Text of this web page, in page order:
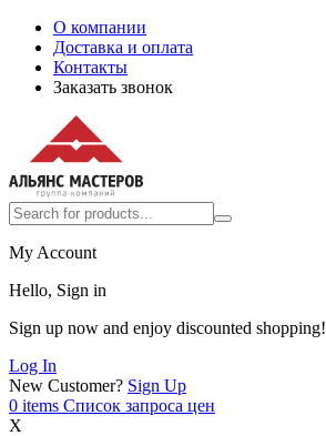
О компании
Доставка и оплата
Контакты
Заказать звонок
My Account
Hello, Sign in
Sign up now and enjoy discounted shopping!
Log In
New Customer? Sign Up
0 items Список запроса цен
X